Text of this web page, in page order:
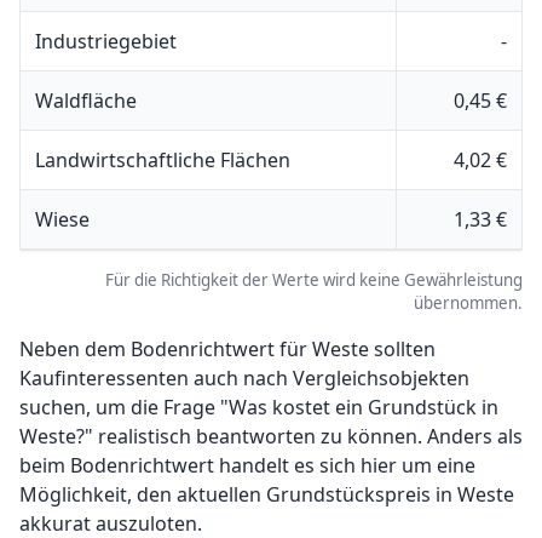
Industriegebiet -
Waldfläche 0,45 €
Landwirtschaftliche Flächen 4,02 €
Wiese 1,33 €
Für die Richtigkeit der Werte wird keine Gewährleistung
übernommen.
Neben dem Bodenrichtwert für Weste sollten
Kaufinteressenten auch nach Vergleichsobjekten
suchen, um die Frage "Was kostet ein Grundstück in
Weste?" realistisch beantworten zu können. Anders als
beim Bodenrichtwert handelt es sich hier um eine
Möglichkeit, den aktuellen Grundstückspreis in Weste
akkurat auszuloten.